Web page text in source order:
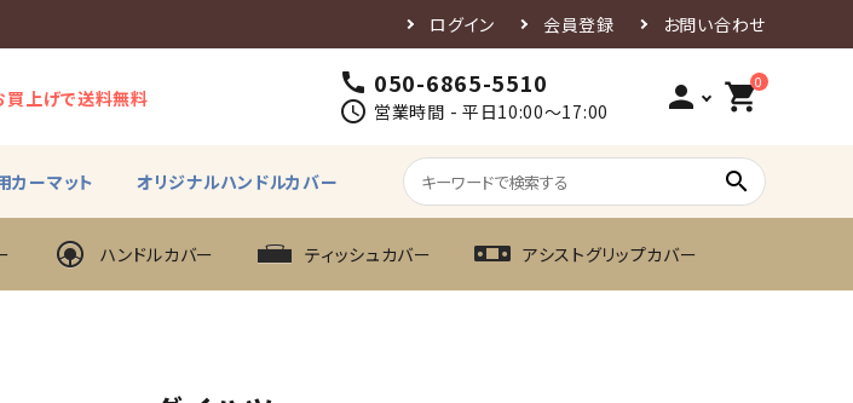
ログイン 会員登録 お問い合わせ
上げで送料無料
call 050-6865-5510
schedule 営業時間 - 平日10:00～17:00 person 0
shopping_cart
カーマット オリジナルハンドルカバー search
ハンドルカバー ティッシュカバー アシストグリップカバー